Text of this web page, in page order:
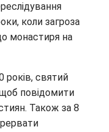
коли загроза
монастиря на
років, святий
повідомити
Також за 8